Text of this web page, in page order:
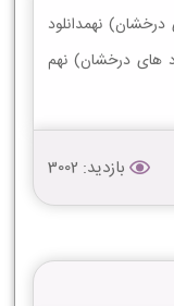
نهمدانلود
های درخشان) نهم
بازدید: 3002